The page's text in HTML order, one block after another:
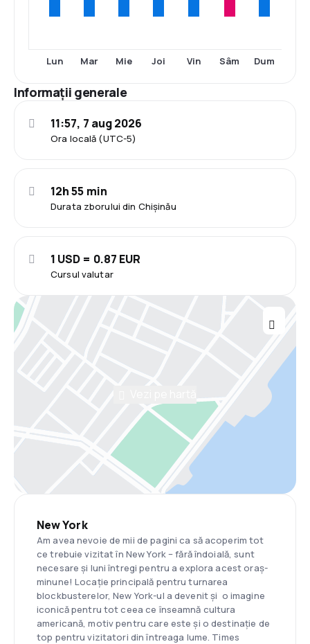
Lun Mar Mie Joi Vin Sâm Dum
Informații generale
Ora locală (UTC-5)
11:57, 7 aug 2026
Durata zborului din Chișinău
12h 55 min
Cursul valutar
1 USD = 0.87 EUR
New York
Am avea nevoie de mii de pagini ca să acoperim tot
ce trebuie vizitat în New York – fără îndoială, sunt
necesare și luni întregi pentru a explora acest oraș-
minune! Locație principală pentru turnarea
blockbusterelor, New York-ul a devenit și o imagine
iconică pentru tot ceea ce înseamnă cultura
americană, motiv pentru care este și o destinație de
top pentru vizitatori din întreaga lume. Times